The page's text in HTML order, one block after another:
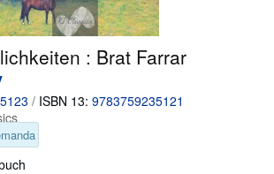
CERRAR
: Brat Farrar
/ ISBN 13: 9783759235121